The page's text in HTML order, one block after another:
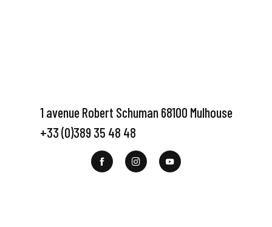
1 avenue Robert Schuman 68100 Mulhouse
+33 (0)389 35 48 48